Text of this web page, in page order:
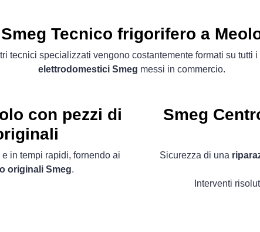
Smeg Tecnico frigorifero a
tecnici specializzati vengono costantemente formati su tutti i
elettrodomestici Smeg messi in commercio.
con pezzi di
in tempi rapidi, fornendo ai
originali Smeg.
Smeg
Sicurezza di una
Interventi